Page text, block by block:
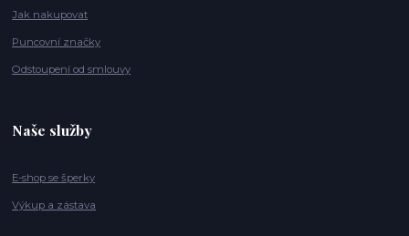
Jak nakupovat
Puncovní značky
Odstoupení od smlouvy
Naše služby
E-shop se šperky
Výkup a zástava